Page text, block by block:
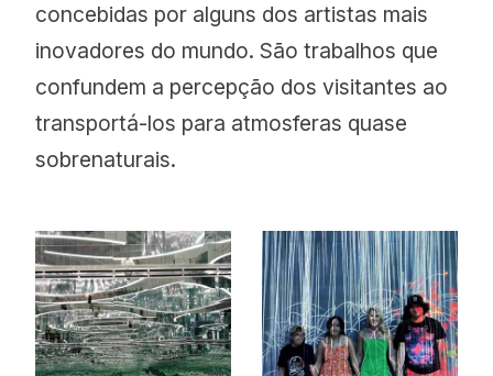
concebidas por alguns dos artistas mais
inovadores do mundo. São trabalhos que
confundem a percepção dos visitantes ao
transportá-los para atmosferas quase
sobrenaturais.